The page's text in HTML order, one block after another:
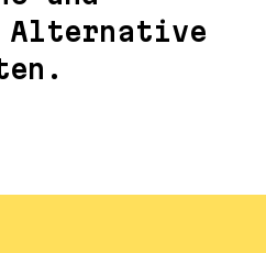
Alternative